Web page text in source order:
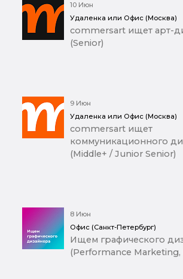
10 Июн
Удаленка или Офис (Москва)
commersart ищет арт-
(Senior)
9 Июн
Удаленка или Офис (Москва)
commersart ищет
коммуникационного
(Middle+ / Junior Senior)
8 Июн
Офис (Санкт-Петербург)
Ищем графического
(Performance Marketing,